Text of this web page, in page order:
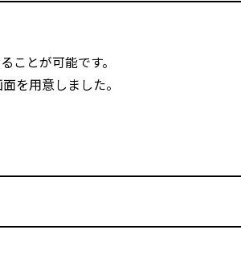
ことが可能です。
を用意しました。